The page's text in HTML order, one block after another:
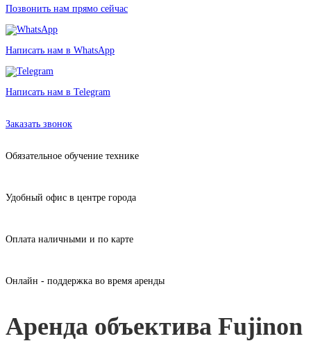
Позвонить нам прямо сейчас
Написать нам в WhatsApp
Написать нам в Telegram
Заказать звонок
Обязательное обучение технике
Удобный офис в центре города
Оплата наличными и по карте
Онлайн - поддержка во время аренды
Аренда объектива Fujinon